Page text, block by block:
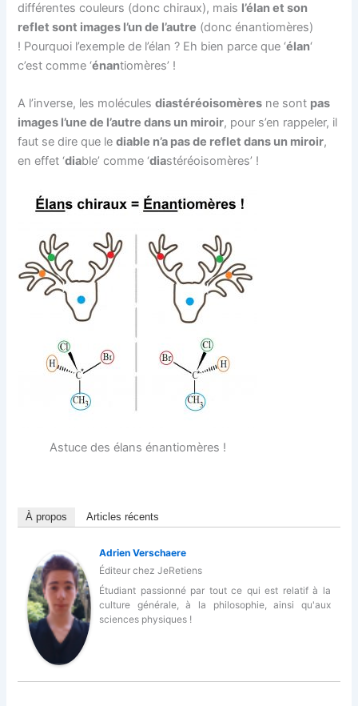
différentes couleurs (donc chiraux), mais l’élan et son
reflet sont images l’un de l’autre (donc énantiomères)
! Pourquoi l’exemple de l’élan ? Eh bien parce que ‘élan‘
c’est comme ‘énantiomères’ !
A l’inverse, les moléculesdiastéréoisomères ne sont pas
images l’une de l’autre dans un miroir, pour s’en rappeler, il
faut se dire que lediable n’a pas de reflet dans un miroir,
en effet ‘diable’ comme ‘diastéréoisomères’ !
Astuce des élans énantiomères !
À propos Articles récents
Adrien Verschaere
Éditeur chezJeRetiens
Étudiant passionné par tout ce qui est relatif à la
culture générale, à la philosophie, ainsi qu'aux
sciences physiques !